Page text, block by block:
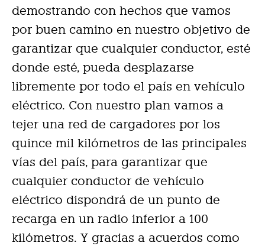
demostrando con hechos que vamos
por buen camino en nuestro objetivo de
garantizar que cualquier conductor, esté
donde esté, pueda desplazarse
libremente por todo el país en vehículo
eléctrico. Con nuestro plan vamos a
tejer una red de cargadores por los
quince mil kilómetros de las principales
vías del país, para garantizar que
cualquier conductor de vehículo
eléctrico dispondrá de un punto de
recarga en un radio inferior a 100
kilómetros. Y gracias a acuerdos como